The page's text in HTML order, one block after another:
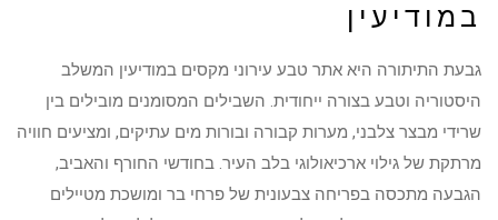
במודיעין
גבעת התיתורה היא אתר טבע עירוני מקסים במודיעין המשלב
היסטוריה וטבע בצורה ייחודית. השבילים המסומנים מובילים בין
שרידי מבצר צלבני, מערות קבורה ובורות מים עתיקים, ומציעים חוויה
מרתקת של גילוי ארכיאולוגי בלב העיר. בחודשי החורף והאביב,
הגבעה מתכסה בפריחה צבעונית של פרחי בר ומושכת מטיילים